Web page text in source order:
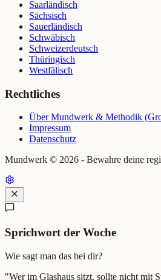
Saarländisch
Sächsisch
Sauerländisch
Schwäbisch
Schweizerdeutsch
Thüringisch
Westfälisch
Rechtliches
Über Mundwerk & Methodik
Impressum
Datenschutz
Mundwerk © 2026 - Bewahre deine
Sprichwort der Woche
Wie sagt man das bei dir?
"Wer im Glashaus sitzt, sollte nicht mit